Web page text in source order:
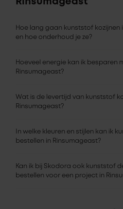
Rinsumageast
Hoe lang gaan kunststof kozijnen
en hoe onderhoud je ze?
Hoeveel energie kan ik besparen
Rinsumageast?
Wat is de levertijd van kunststof
Rinsumageast?
In welke kleuren en stijlen kan ik
bestellen in Rinsumageast?
Kan ik bij Skodora ook kunststof
bestellen voor een project in